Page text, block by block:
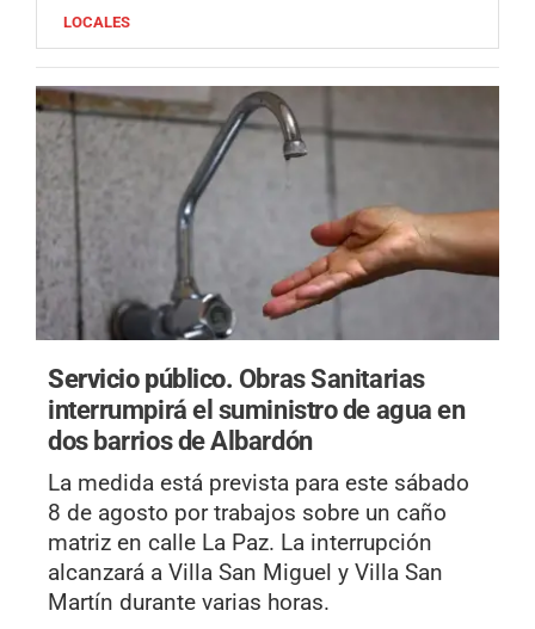
LOCALES
Servicio público. Obras Sanitarias
interrumpirá el suministro de agua en
dos barrios de Albardón
La medida está prevista para este sábado
8 de agosto por trabajos sobre un caño
matriz en calle La Paz. La interrupción
alcanzará a Villa San Miguel y Villa San
Martín durante varias horas.